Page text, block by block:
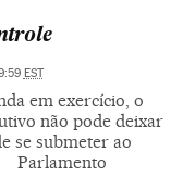
EST
em exercício, o
não pode deixar
se submeter ao
Parlamento